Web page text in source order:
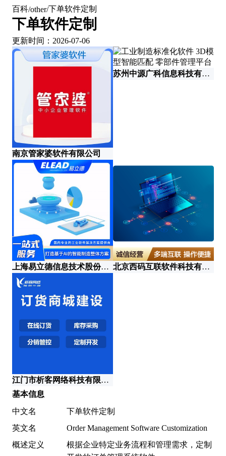
百科/other/下单软件定制
下单软件定制
更新时间：2026-07-06
南京管家婆软件有限公司
苏州中源广科信息科技有限公司
上海易立德信息技术股份有限公司 北京西码互联软件科技有限公司
江门市析客网络科技有限公司
基本信息
中文名
下单软件定制
英文名
Order Management Software Customization
概述定义
根据企业特定业务流程和管理需求，定制